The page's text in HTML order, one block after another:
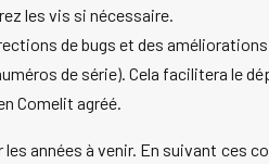
les vis si nécessaire.
de bugs et des
de série). Cela facilitera le
Comelit agréé.
années à venir. En suivant